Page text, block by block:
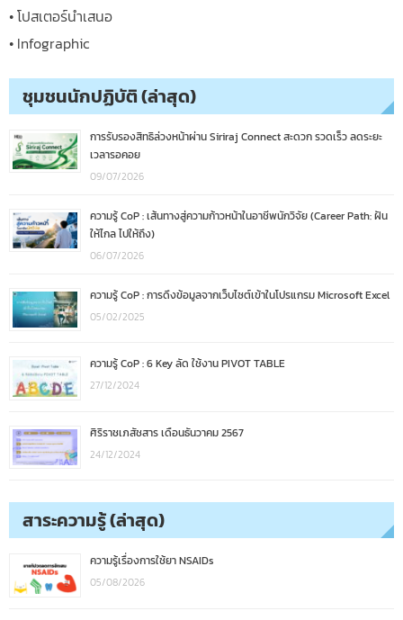
• โปสเตอร์นำเสนอ
• Infographic
ชุมชนนักปฏิบัติ (ล่าสุด)
การรับรองสิทธิล่วงหน้าผ่าน Siriraj Connect สะดวก รวดเร็ว ลดระยะ
เวลารอคอย
09/07/2026
ความรู้ CoP : เส้นทางสู่ความก้าวหน้าในอาชีพนักวิจัย (Career Path: ฝัน
ให้ไกล ไปให้ถึง)
06/07/2026
ความรู้ CoP : การดึงข้อมูลจากเว็บไซต์เข้าในโปรแกรม Microsoft Excel
05/02/2025
ความรู้ CoP : 6 Key ลัด ใช้งาน PIVOT TABLE
27/12/2024
ศิริราชเภสัชสาร เดือนธันวาคม 2567
24/12/2024
สาระความรู้ (ล่าสุด)
ความรู้เรื่องการใช้ยา NSAIDs
05/08/2026